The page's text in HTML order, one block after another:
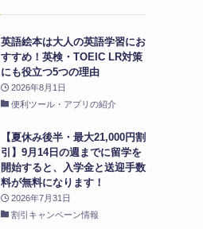
英語絵本は大人の英語学習にお
すすめ！英検・TOEIC LR対策
にも役立つ5つの理由
2026年8月1日
便利ツール・アプリの紹介
【夏休み後半・最大21,000円割
引】9月14日の週までに留学を
開始すると、入学金と送迎手数
料が無料になります！
2026年7月31日
割引キャンペーン情報